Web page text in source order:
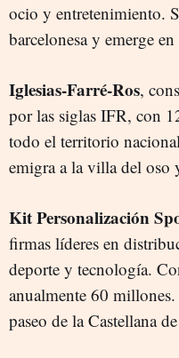
ocio y entretenimiento.
barcelonesa y emerge
Iglesias-Farré-Ros,
por las siglas IFR, con
todo el territorio
emigra a la villa del oso
Kit Personalización
firmas líderes en
deporte y tecnología.
anualmente 60
paseo de la Castellana